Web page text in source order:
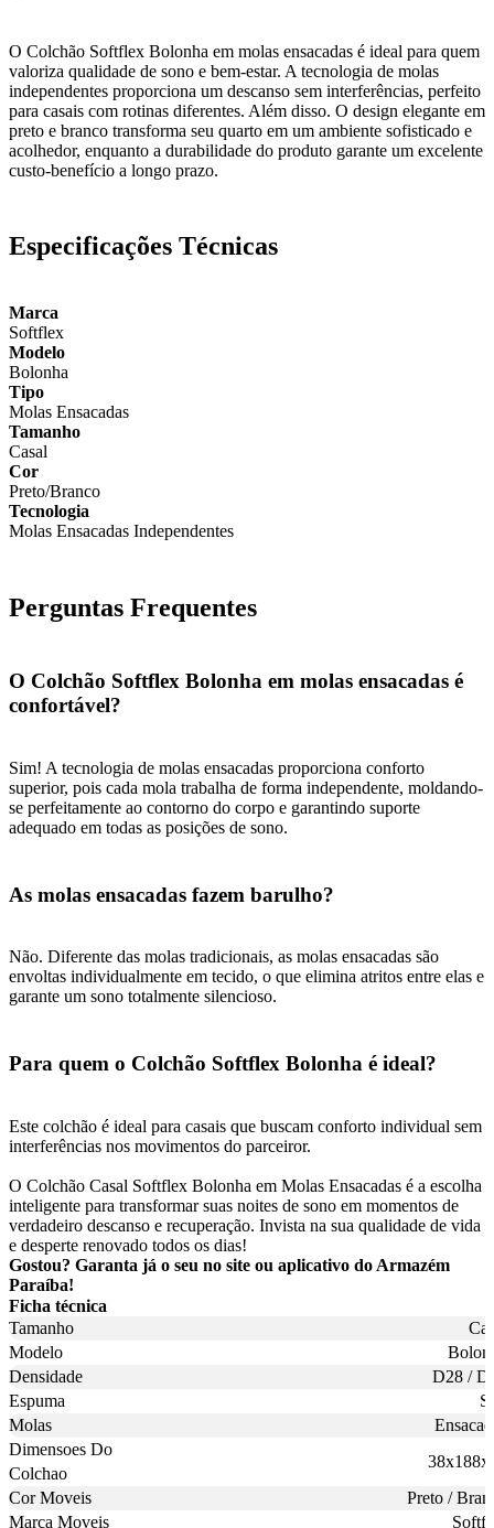
O Colchão Softflex Bolonha em molas ensacadas é ideal para quem
valoriza qualidade de sono e bem-estar. A tecnologia de molas
independentes proporciona um descanso sem interferências, perfeito
para casais com rotinas diferentes. Além disso. O design elegante em
preto e branco transforma seu quarto em um ambiente sofisticado e
acolhedor, enquanto a durabilidade do produto garante um excelente
custo-benefício a longo prazo.
Especificações Técnicas
Marca
Softflex
Modelo
Bolonha
Tipo
Molas Ensacadas
Tamanho
Casal
Cor
Preto/Branco
Tecnologia
Molas Ensacadas Independentes
Perguntas Frequentes
O Colchão Softflex Bolonha em molas ensacadas é
confortável?
Sim! A tecnologia de molas ensacadas proporciona conforto
superior, pois cada mola trabalha de forma independente, moldando-
se perfeitamente ao contorno do corpo e garantindo suporte
adequado em todas as posições de sono.
As molas ensacadas fazem barulho?
Não. Diferente das molas tradicionais, as molas ensacadas são
envoltas individualmente em tecido, o que elimina atritos entre elas e
garante um sono totalmente silencioso.
Para quem o Colchão Softflex Bolonha é ideal?
Este colchão é ideal para casais que buscam conforto individual sem
interferências nos movimentos do parceiror.
O Colchão Casal Softflex Bolonha em Molas Ensacadas é a escolha
inteligente para transformar suas noites de sono em momentos de
verdadeiro descanso e recuperação. Invista na sua qualidade de vida
e desperte renovado todos os dias!
Gostou? Garanta já o seu no site ou aplicativo do Armazém
Paraíba!
Ficha técnica
Tamanho
Modelo
Densidade
D28 /
Espuma
Molas
Dimensoes Do
Colchao
Cor Moveis
Preto /
Marca Moveis